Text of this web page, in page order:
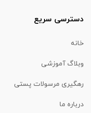
دسترسی سریع
خانه
وبلاگ آموزشی
رهگیری مرسولات پستی
درباره ما